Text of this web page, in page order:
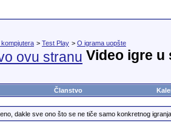
> Test Play > O igrama uopšte
Video igre u
Članstvo
dakle sve ono što se ne tiče samo konkretnog